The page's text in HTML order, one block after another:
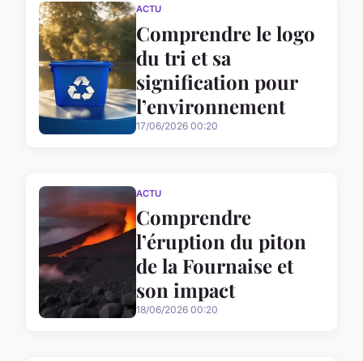
ACTU
Comprendre le logo
du tri et sa
signification pour
l’environnement
17/06/2026 00:20
ACTU
Comprendre
l’éruption du piton
de la Fournaise et
son impact
18/06/2026 00:20